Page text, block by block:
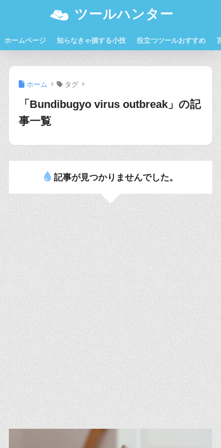
ツールハンター
ホームページ 知らなきゃ損する小技 役立つツールおすすめ
ホーム タグ
「Bundibugyo virus outbreak」の記
事一覧
記事が見つかりませんでした。